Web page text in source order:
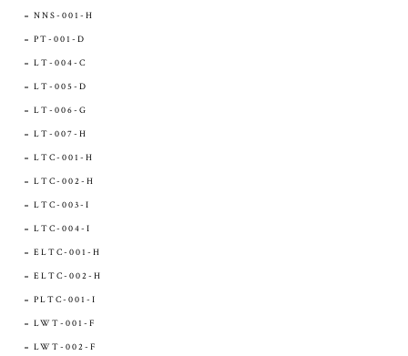
NNS-001-H
PT-001-D
LT-004-C
LT-005-D
LT-006-G
LT-007-H
LTC-001-H
LTC-002-H
LTC-003-I
LTC-004-I
ELTC-001-H
ELTC-002-H
PLTC-001-I
LWT-001-F
LWT-002-F